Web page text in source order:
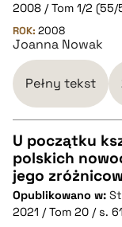
CZYSTY TEKST
pobierz cytat
pobierz cytat
2008 / Tom 1/2
ROK: 2008
Joanna Nowak
Pełny tekst
CZYSTY TEKST
pobierz cytat
U początku
polskich
jego
Opublikowano w:
2021 / Tom 20 / s.